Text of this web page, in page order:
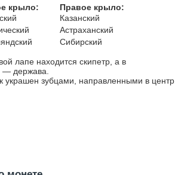
крыло:
Правое крыло:
Казанский
Астраханский
Сибирский
лапе находится скипетр, а в
— держава.
украшен зубцами, направленными в центр.